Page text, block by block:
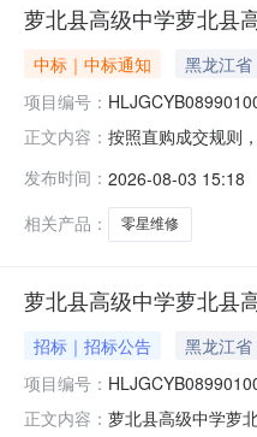
萝北县高级中学萝北县
中标｜中标通知 黑龙江
项目编号：
正文内容： 按照直购成交规则
间：2026-08-
发布时间： 2026-08-03 15:18
相关产品：
零星维修
萝北县高级中学萝北县
招标｜招标公告 黑龙江
项目编号：
正文内容： 萝北县高级中学萝